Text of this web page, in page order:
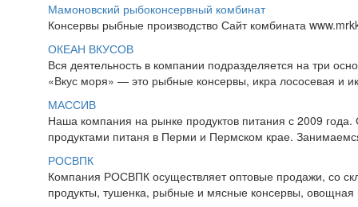
Мамоновский рыбоконсервный комбинат
Консервы рыбные производство Сайт комбината
ОКЕАН ВКУСОВ
Вся деятельность в компании подразделяется на три
«Вкус моря» — это рыбные консервы, икра
МАССИВ
Наша компания на рынке продуктов питания с 2009
продуктами питаня в Перми и Пермском крае.
РОСВПК
Компания РОСВПК осуществляет оптовые продажи, со
продукты, тушенка, рыбные и мясные консервы,